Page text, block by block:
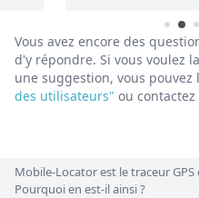
Vous avez encore des
d'y répondre. Si vous voulez
une suggestion, vous
des utilisateurs" ou contactez
Mobile-Locator est le traceur
Pourquoi en est-il ainsi ?